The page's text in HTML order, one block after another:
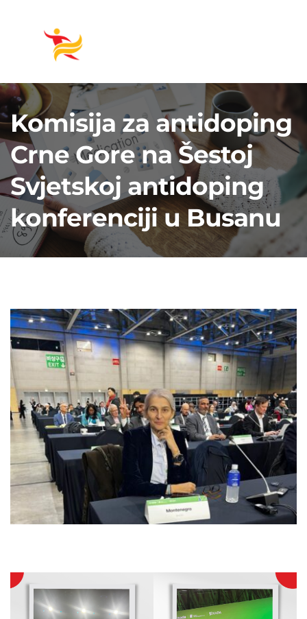
Komisija za antidoping
Crne Gore na Šestoj
Svjetskoj antidoping
konferenciji u Busanu